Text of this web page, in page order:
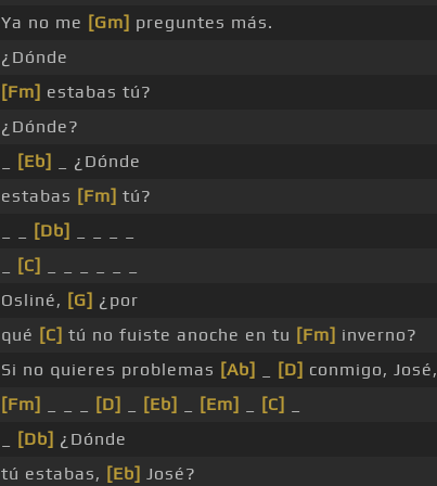
Ya no me [Gm] preguntes más.
¿Dónde
[Fm] estabas tú?
¿Dónde?
[Eb]
_ ¿Dónde
estabas [Fm] tú?
[Db]
[C]
Osliné, [G] ¿por
qué [C] tú no fuiste anoche en tu [Fm] inverno?
Si no quieres problemas [Ab] [D] conmigo, José,
[Fm]
[D] [Eb] [Em] [C]
[Db] ¿Dónde
tú estabas, [Eb] José?